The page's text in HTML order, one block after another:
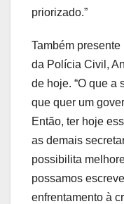
priorizado.”
Também
da Polícia Civil,
de hoje. “O que a
que quer um
Então, ter hoje
as demais
possibilita
possamos
enfrentamento à